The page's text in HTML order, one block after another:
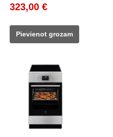
Original
was:
549,00 €.
323,00 €Current
323,00 €.
Pievienot grozam